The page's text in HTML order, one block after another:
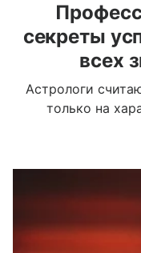
секреты
всех
Астрологи
только на
добиться